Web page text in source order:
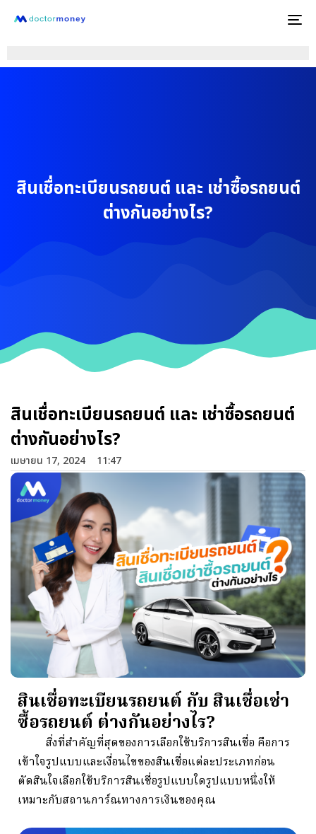
สินเชื่อทะเบียนรถยนต์ และ เช่าซื้อรถยนต์
ต่างกันอย่างไร?
สินเชื่อทะเบียนรถยนต์ และ เช่าซื้อรถยนต์
ต่างกันอย่างไร?
เมษายน 17, 2024 11:47
สินเชื่อทะเบียนรถยนต์ กับ สินเชื่อเช่า
ซื้อรถยนต์ ต่างกันอย่างไร?
สิ่งที่สำคัญที่สุดของการเลือกใช้บริการสินเชื่อ คือการ
เข้าใจรูปแบบและเงื่อนไขของสินเชื่อแต่ละประเภทก่อน
ตัดสินใจเลือกใช้บริการสินเชื่อรูปแบบใดรูปแบบหนึ่งให้
เหมาะกับสถานการ์ณทางการเงินของคุณ